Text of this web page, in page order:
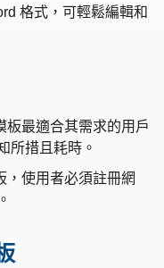
格式，可輕鬆編輯和
板最適合其需求的用戶
所措且耗時。
，使用者必須註冊網